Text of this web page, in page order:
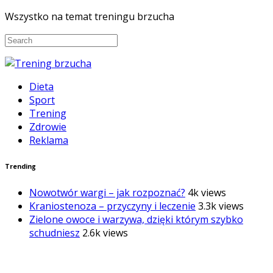
Wszystko na temat treningu brzucha
Dieta
Sport
Trening
Zdrowie
Reklama
Trending
Nowotwór wargi – jak rozpoznać? 4k views
Kraniostenoza – przyczyny i leczenie 3.3k views
Zielone owoce i warzywa, dzięki którym szybko
schudniesz 2.6k views